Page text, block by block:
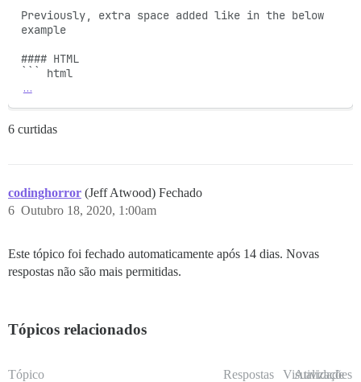
Previously, extra space added like in the below
example
#### HTML
…
6 curtidas
codinghorror (Jeff Atwood) Fechado
Outubro 18, 2020, 1:00am
6
Este tópico foi fechado automaticamente após 14 dias. Novas
respostas não são mais permitidas.
Tópicos relacionados
Tópico Respostas Visualizações
Atividade